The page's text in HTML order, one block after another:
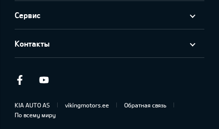
Сервис
Контакты
Facebook
KIA AUTO AS vikingmotors.ee
Обратная связь
По всему миру